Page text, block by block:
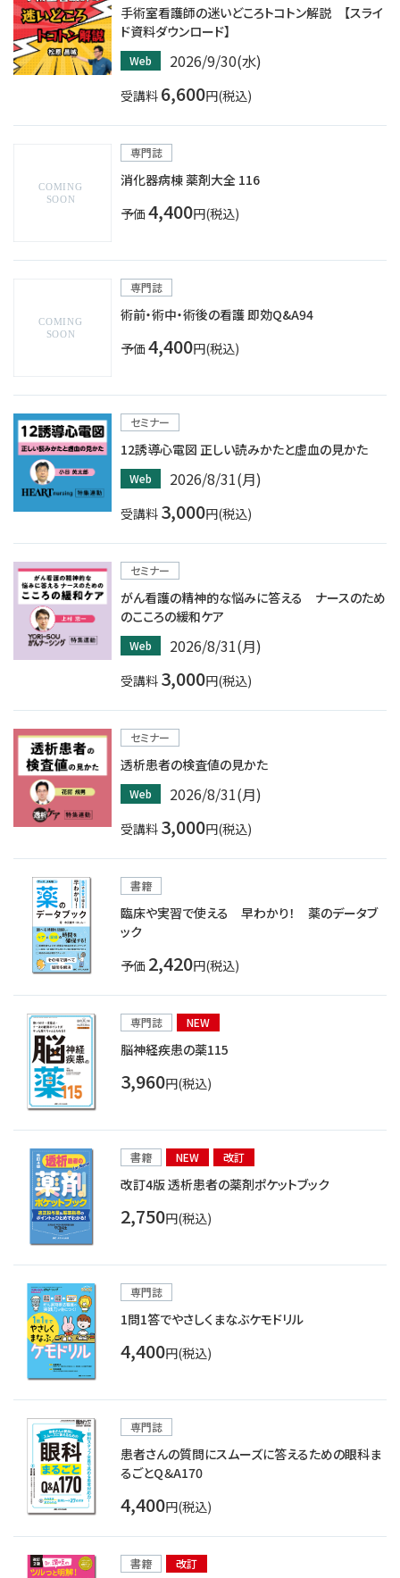
手術室看護師の迷いどころトコトン解説 【スライ
ド資料ダウンロード】
Web 2026/9/30(水)
受講料 6,600円(税込)
専門誌
消化器病棟 薬剤大全 116
予価 4,400円(税込)
専門誌
術前・術中・術後の看護 即効Q&A94
予価 4,400円(税込)
セミナー
12誘導心電図 正しい読みかたと虚血の見かた
Web 2026/8/31(月)
受講料 3,000円(税込)
セミナー
がん看護の精神的な悩みに答える ナースのため
のこころの緩和ケア
Web 2026/8/31(月)
受講料 3,000円(税込)
セミナー
透析患者の検査値の見かた
Web 2026/8/31(月)
受講料 3,000円(税込)
書籍
臨床や実習で使える 早わかり！ 薬のデータブ
ック
予価 2,420円(税込)
専門誌 NEW
脳神経疾患の薬115
3,960円(税込)
書籍 NEW 改訂
改訂4版 透析患者の薬剤ポケットブック
2,750円(税込)
専門誌
1問1答でやさしくまなぶケモドリル
4,400円(税込)
専門誌
患者さんの質問にスムーズに答えるための眼科ま
るごとQ＆A170
4,400円(税込)
書籍 改訂